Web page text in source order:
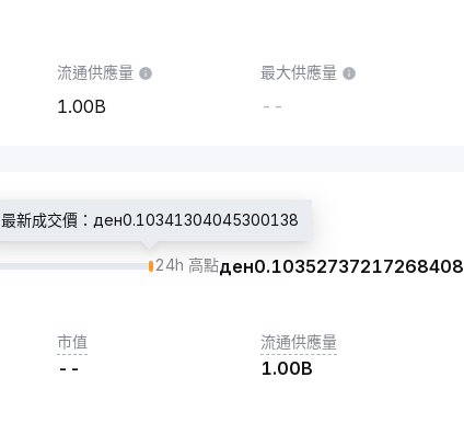
流通供應量
1.00B
最大供應量
--
最新成交價：ден0.10341304045300138
24h 高點ден0.10352737217268408
市值
--
流通供應量
1.00B